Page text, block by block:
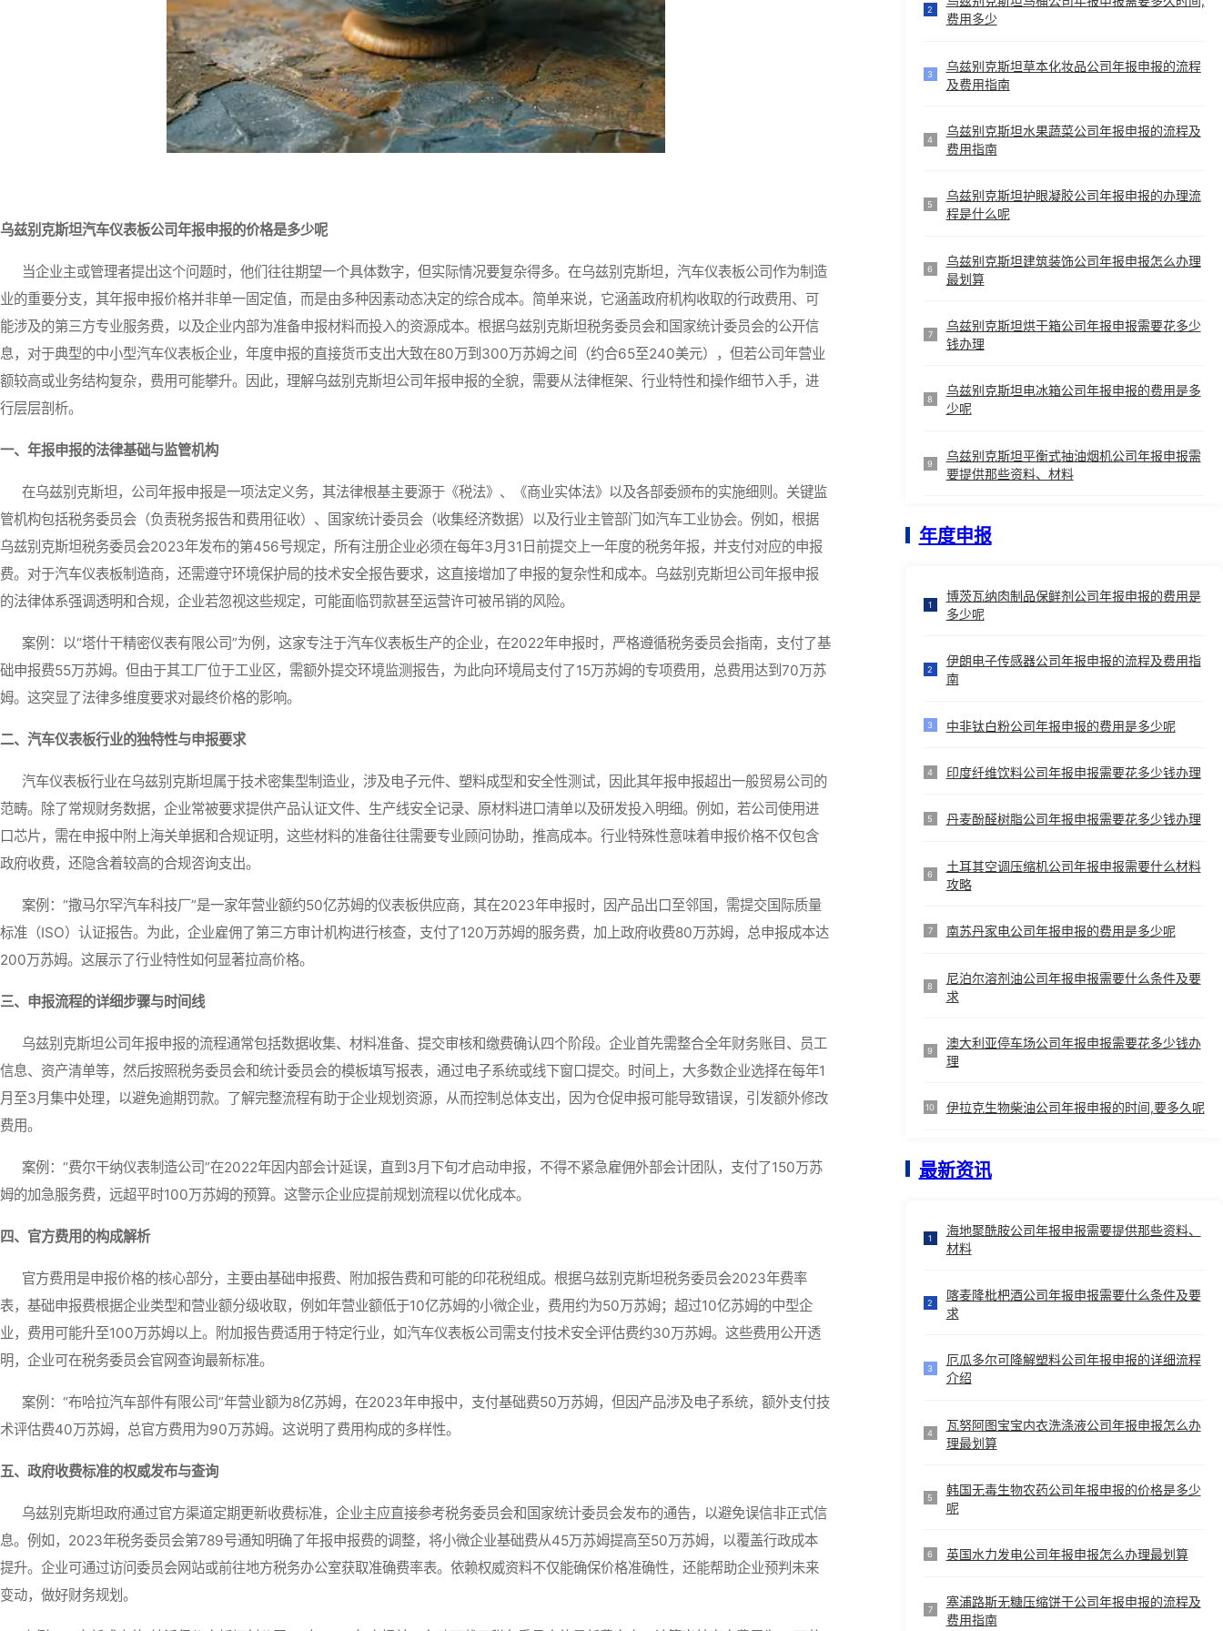
乌兹别克斯坦汽车仪表板公司年报申报的价格是多少呢
当企业主或管理者提出这个问题时，他们往往期望一个具体数字，但实际情况要复杂得多。在乌兹别克斯坦，汽车仪表板公司作为制造
业的重要分支，其年报申报价格并非单一固定值，而是由多种因素动态决定的综合成本。简单来说，它涵盖政府机构收取的行政费用、可
能涉及的第三方专业服务费，以及企业内部为准备申报材料而投入的资源成本。根据乌兹别克斯坦税务委员会和国家统计委员会的公开信
息，对于典型的中小型汽车仪表板企业，年度申报的直接货币支出大致在80万到300万苏姆之间（约合65至240美元），但若公司年营业
额较高或业务结构复杂，费用可能攀升。因此，理解乌兹别克斯坦公司年报申报的全貌，需要从法律框架、行业特性和操作细节入手，进
行层层剖析。
一、年报申报的法律基础与监管机构
在乌兹别克斯坦，公司年报申报是一项法定义务，其法律根基主要源于《税法》、《商业实体法》以及各部委颁布的实施细则。关键监
管机构包括税务委员会（负责税务报告和费用征收）、国家统计委员会（收集经济数据）以及行业主管部门如汽车工业协会。例如，根据
乌兹别克斯坦税务委员会2023年发布的第456号规定，所有注册企业必须在每年3月31日前提交上一年度的税务年报，并支付对应的申报
费。对于汽车仪表板制造商，还需遵守环境保护局的技术安全报告要求，这直接增加了申报的复杂性和成本。乌兹别克斯坦公司年报申报
的法律体系强调透明和合规，企业若忽视这些规定，可能面临罚款甚至运营许可被吊销的风险。
案例：以“塔什干精密仪表有限公司”为例，这家专注于汽车仪表板生产的企业，在2022年申报时，严格遵循税务委员会指南，支付了基
础申报费55万苏姆。但由于其工厂位于工业区，需额外提交环境监测报告，为此向环境局支付了15万苏姆的专项费用，总费用达到70万苏
姆。这突显了法律多维度要求对最终价格的影响。
二、汽车仪表板行业的独特性与申报要求
汽车仪表板行业在乌兹别克斯坦属于技术密集型制造业，涉及电子元件、塑料成型和安全性测试，因此其年报申报超出一般贸易公司的
范畴。除了常规财务数据，企业常被要求提供产品认证文件、生产线安全记录、原材料进口清单以及研发投入明细。例如，若公司使用进
口芯片，需在申报中附上海关单据和合规证明，这些材料的准备往往需要专业顾问协助，推高成本。行业特殊性意味着申报价格不仅包含
政府收费，还隐含着较高的合规咨询支出。
案例：“撒马尔罕汽车科技厂”是一家年营业额约50亿苏姆的仪表板供应商，其在2023年申报时，因产品出口至邻国，需提交国际质量
标准（ISO）认证报告。为此，企业雇佣了第三方审计机构进行核查，支付了120万苏姆的服务费，加上政府收费80万苏姆，总申报成本达
200万苏姆。这展示了行业特性如何显著拉高价格。
三、申报流程的详细步骤与时间线
乌兹别克斯坦公司年报申报的流程通常包括数据收集、材料准备、提交审核和缴费确认四个阶段。企业首先需整合全年财务账目、员工
信息、资产清单等，然后按照税务委员会和统计委员会的模板填写报表，通过电子系统或线下窗口提交。时间上，大多数企业选择在每年1
月至3月集中处理，以避免逾期罚款。了解完整流程有助于企业规划资源，从而控制总体支出，因为仓促申报可能导致错误，引发额外修改
费用。
案例：“费尔干纳仪表制造公司”在2022年因内部会计延误，直到3月下旬才启动申报，不得不紧急雇佣外部会计团队，支付了150万苏
姆的加急服务费，远超平时100万苏姆的预算。这警示企业应提前规划流程以优化成本。
四、官方费用的构成解析
官方费用是申报价格的核心部分，主要由基础申报费、附加报告费和可能的印花税组成。根据乌兹别克斯坦税务委员会2023年费率
表，基础申报费根据企业类型和营业额分级收取，例如年营业额低于10亿苏姆的小微企业，费用约为50万苏姆；超过10亿苏姆的中型企
业，费用可能升至100万苏姆以上。附加报告费适用于特定行业，如汽车仪表板公司需支付技术安全评估费约30万苏姆。这些费用公开透
明，企业可在税务委员会官网查询最新标准。
案例：“布哈拉汽车部件有限公司”年营业额为8亿苏姆，在2023年申报中，支付基础费50万苏姆，但因产品涉及电子系统，额外支付技
术评估费40万苏姆，总官方费用为90万苏姆。这说明了费用构成的多样性。
五、政府收费标准的权威发布与查询
乌兹别克斯坦政府通过官方渠道定期更新收费标准，企业主应直接参考税务委员会和国家统计委员会发布的通告，以避免误信非正式信
息。例如，2023年税务委员会第789号通知明确了年报申报费的调整，将小微企业基础费从45万苏姆提高至50万苏姆，以覆盖行政成本
提升。企业可通过访问委员会网站或前往地方税务办公室获取准确费率表。依赖权威资料不仅能确保价格准确性，还能帮助企业预判未来
变动，做好财务规划。
2
费用多少
3
乌兹别克斯坦草本化妆品公司年报申报的流程
及费用指南
4
乌兹别克斯坦水果蔬菜公司年报申报的流程及
费用指南
5
乌兹别克斯坦护眼凝胶公司年报申报的办理流
程是什么呢
6
乌兹别克斯坦建筑装饰公司年报申报怎么办理
最划算
7
乌兹别克斯坦烘干箱公司年报申报需要花多少
钱办理
8
乌兹别克斯坦电冰箱公司年报申报的费用是多
少呢
9
乌兹别克斯坦平衡式抽油烟机公司年报申报需
要提供那些资料、材料
年度申报
1
博茨瓦纳肉制品保鲜剂公司年报申报的费用是
多少呢
2
伊朗电子传感器公司年报申报的流程及费用指
南
3 中非钛白粉公司年报申报的费用是多少呢
4 印度纤维饮料公司年报申报需要花多少钱办理
5 丹麦酚醛树脂公司年报申报需要花多少钱办理
6
土耳其空调压缩机公司年报申报需要什么材料
攻略
7 南苏丹家电公司年报申报的费用是多少呢
8
尼泊尔溶剂油公司年报申报需要什么条件及要
求
9
澳大利亚停车场公司年报申报需要花多少钱办
理
10 伊拉克生物柴油公司年报申报的时间,要多久呢
最新资讯
1
海地聚酰胺公司年报申报需要提供那些资料、
材料
2
喀麦隆枇杷酒公司年报申报需要什么条件及要
求
3
厄瓜多尔可降解塑料公司年报申报的详细流程
介绍
4
瓦努阿图宝宝内衣洗涤液公司年报申报怎么办
理最划算
5
韩国无毒生物农药公司年报申报的价格是多少
呢
6 英国水力发电公司年报申报怎么办理最划算
7
塞浦路斯无糖压缩饼干公司年报申报的流程及
费用指南